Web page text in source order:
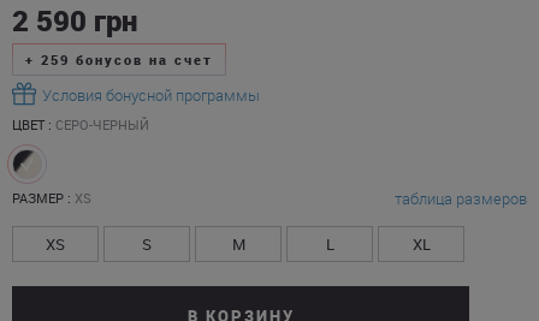
2 590 грн
+ 259 бонусов на счет
Условия бонусной программы
ЦВЕТ : СЕРО-ЧЕРНЫЙ
РАЗМЕР : XS таблица размеров
XS S M L XL
В КОРЗИНУ